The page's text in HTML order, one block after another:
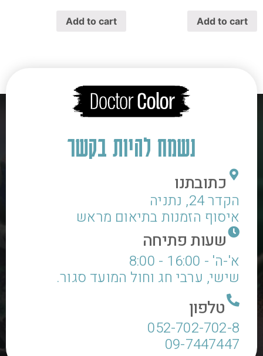
Add to cart
Add to cart
נשמח להיות בקשר
כתובתנו
הקדר 24, נתניה
איסוף הזמנות בתיאום מראש
שעות פתיחה
א'-ה' - 16:00 - 8:00
שישי, ערבי חג וחול המועד סגור.
טלפון
052-702-702-8
09-7447447